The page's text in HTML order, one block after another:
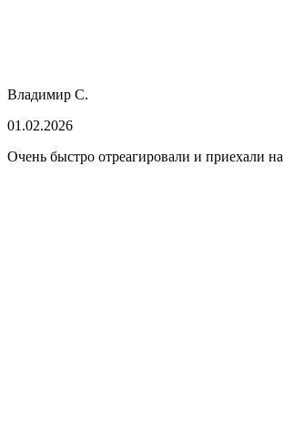
Владимир С.
01.02.2026
Очень быстро отреагировали и приехали